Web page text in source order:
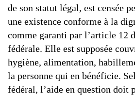
de son statut légal, est censée
une existence conforme à la
comme garanti par l’article 12
fédérale. Elle est supposée
hygiène, alimentation,
la personne qui en bénéficie.
fédéral, l’aide en question doit